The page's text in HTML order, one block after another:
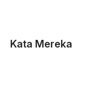
Kata Mereka